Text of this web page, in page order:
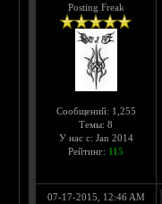
Posting Freak
Сообщений: 1,255
Темы: 8
У нас с: Jan 2014
Рейтинг: 115
07-17-2015, 12:46 AM